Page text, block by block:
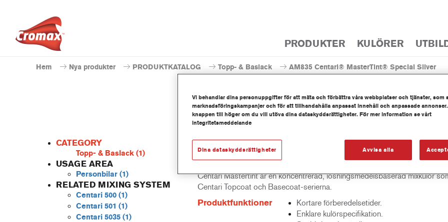
PRODUKTER KULÖRER
Hem Nya produkter PRODUKTKATALOG Topp- & Baslack AM835 Centari® MasterTint® Special Silver
CATEGORY
Topp- & Baslack (1)
USAGE AREA
Personbilar (1)
RELATED MIXING SYSTEM
Centari 500 (1)
Centari 501 (1)
Centari 5035 (1)
AM835 Centari®
Centari Mastertint är en koncentrerad, lösningsmedelsbaserad mixkulör
Centari Topcoat och Basecoat-serierna.
Produktfunktioner
Kortare förberedelsetider.
Enklare kulörspecifikation.
Vi behandlar dina personuppgifter för att mäta och förbättra våra webbplatser och tjänster, som
marknadsföringskampanjer och för att tillhandahålla anpassat innehåll och anpassade
knappen till höger om du vill utöva dina dataskyddsrättigheter. För mer information se vårt
integritetsmeddelande
Avvisa alla
Dina dataskyddsrättigheter